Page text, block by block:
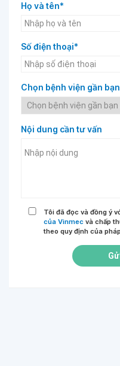
Họ và tên*
Số điện thoại*
Chọn bệnh viện gần
Nội dung cần tư vấn
Tôi đã đọc và đồng ý
của Vinmec và chấp
theo quy định của